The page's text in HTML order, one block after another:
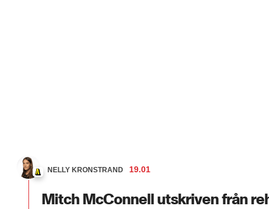
NELLY KRONSTRAND 19.01
Mitch McConnell utskriven från